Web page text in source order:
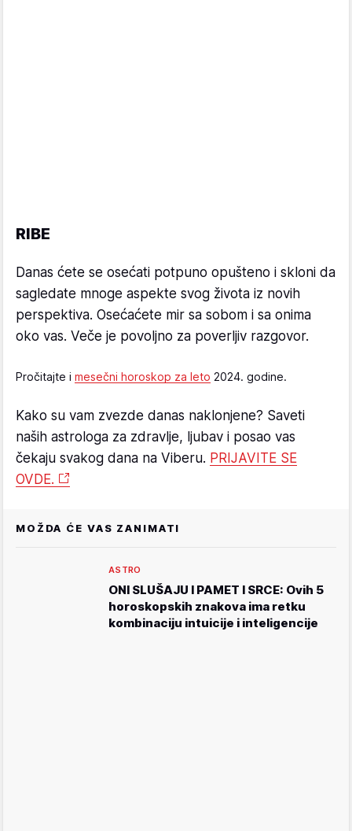
RIBE
Danas ćete se osećati potpuno opušteno i skloni da
sagledate mnoge aspekte svog života iz novih
perspektiva. Osećaćete mir sa sobom i sa onima
oko vas. Veče je povoljno za poverljiv razgovor.
Pročitajte i mesečni horoskop za leto 2024. godine.
Kako su vam zvezde danas naklonjene? Saveti
naših astrologa za zdravlje, ljubav i posao vas
čekaju svakog dana na Viberu. PRIJAVITE SE
OVDE.
MOŽDA ĆE VAS ZANIMATI
ASTRO
ONI SLUŠAJU I PAMET I SRCE: Ovih 5
horoskopskih znakova ima retku
kombinaciju intuicije i inteligencije